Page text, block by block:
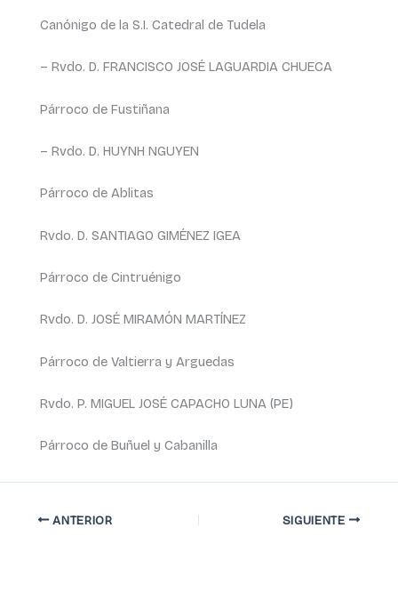
Canónigo de la S.I. Catedral de Tudela
– Rvdo. D. FRANCISCO JOSÉ LAGUARDIA CHUECA
Párroco de Fustiñana
– Rvdo. D. HUYNH NGUYEN
Párroco de Ablitas
Rvdo. D. SANTIAGO GIMÉNEZ IGEA
Párroco de Cintruénigo
Rvdo. D. JOSÉ MIRAMÓN MARTÍNEZ
Párroco de Valtierra y Arguedas
Rvdo. P. MIGUEL JOSÉ CAPACHO LUNA (PE)
Párroco de Buñuel y Cabanilla
ANTERIOR SIGUIENTE